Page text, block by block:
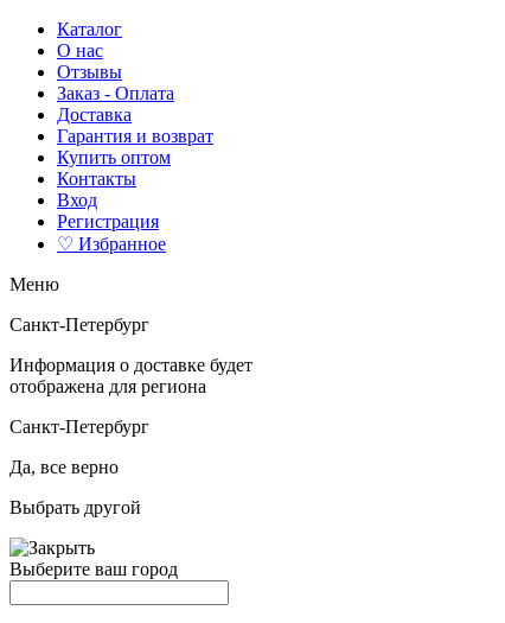
Каталог
О нас
Отзывы
Заказ - Оплата
Доставка
Гарантия и возврат
Купить оптом
Контакты
Вход
Регистрация
♡ Избранное
Меню
Санкт-Петербург
Информация о доставке будет
отображена для региона
Санкт-Петербург
Да, все верно
Выбрать другой
Выберите ваш город